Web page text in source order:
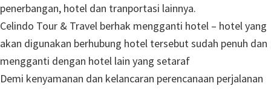
penerbangan, hotel dan tranportasi lainnya.
Celindo Tour & Travel berhak mengganti hotel – hotel yang
akan digunakan berhubung hotel tersebut sudah penuh dan
mengganti dengan hotel lain yang setaraf
Demi kenyamanan dan kelancaran perencanaan perjalanan